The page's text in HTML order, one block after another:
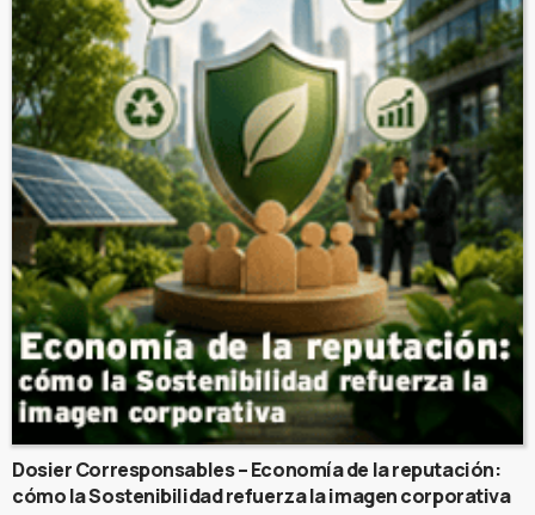
Dosier Corresponsables – Economía de la reputación:
cómo la Sostenibilidad refuerza la imagen corporativa